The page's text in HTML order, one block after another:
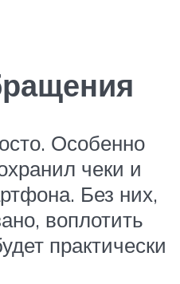
Особенно
чеки и
Без них,
воплотить
практически